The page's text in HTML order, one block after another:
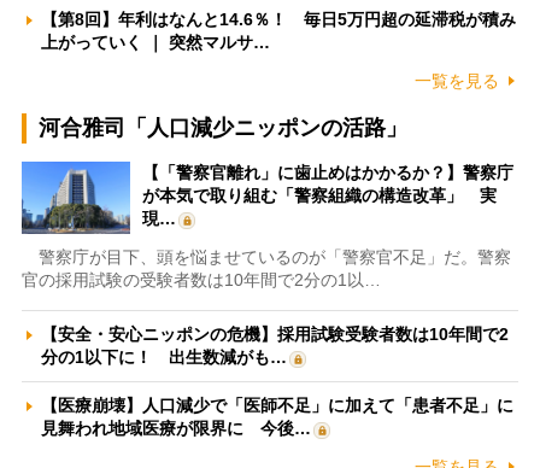
【第8回】年利はなんと14.6％！ 毎日5万円超の延滞税が積み
上がっていく ｜ 突然マルサ…
一覧を見る
河合雅司「人口減少ニッポンの活路」
【「警察官離れ」に歯止めはかかるか？】警察庁
が本気で取り組む「警察組織の構造改革」 実
現…
警察庁が目下、頭を悩ませているのが「警察官不足」だ。警察
官の採用試験の受験者数は10年間で2分の1以…
【安全・安心ニッポンの危機】採用試験受験者数は10年間で2
分の1以下に！ 出生数減がも…
【医療崩壊】人口減少で「医師不足」に加えて「患者不足」に
見舞われ地域医療が限界に 今後…